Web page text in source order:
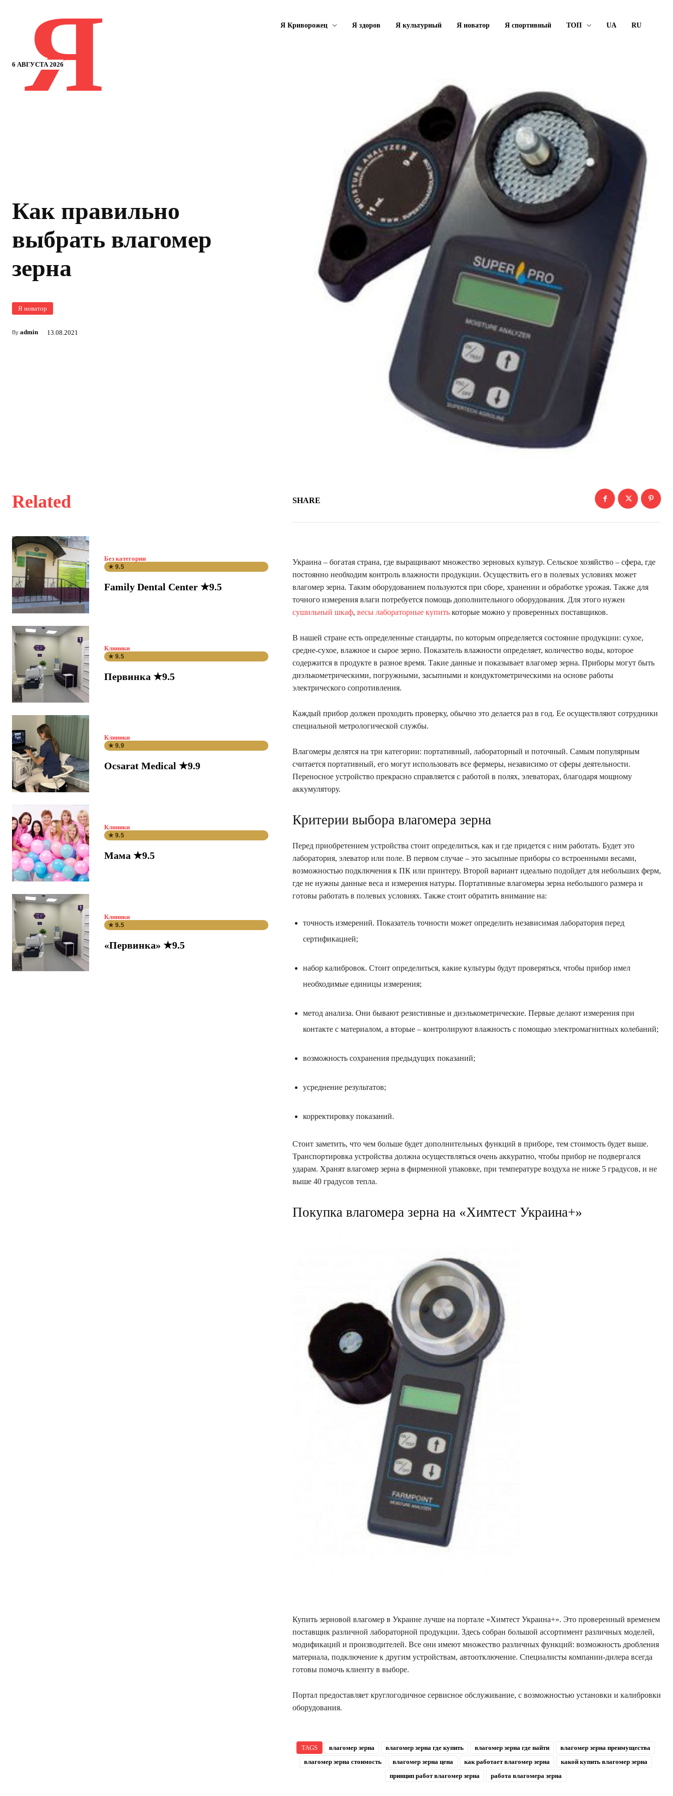
6 АВГУСТА 2026
Я Я Криворожец Я здоров Я культурный Я новатор Я спортивный ТОП UA RU
Как правильно
выбрать влагомер
зерна
Я новатор
By admin 13.08.2021
Related
Без категории
★ 9.5
Family Dental Center ★9.5
Клиники
★ 9.5
Первинка ★9.5
Клиники
★ 9.9
Ocsarat Medical ★9.9
Клиники
★ 9.5
Мама ★9.5
Клиники
★ 9.5
«Первинка» ★9.5
SHARE
Украина – богатая страна, где выращивают множество зерновых культур. Сельское хозяйство – сфера, где
постоянно необходим контроль влажности продукции. Осуществить его в полевых условиях может
влагомер зерна. Таким оборудованием пользуются при сборе, хранении и обработке урожая. Также для
точного измерения влаги потребуется помощь дополнительного оборудования. Для этого нужен
сушильный шкаф, весы лабораторные купить которые можно у проверенных поставщиков.
В нашей стране есть определенные стандарты, по которым определяется состояние продукции: сухое,
средне-сухое, влажное и сырое зерно. Показатель влажности определяет, количество воды, которое
содержится в продукте в разное время. Такие данные и показывает влагомер зерна. Приборы могут быть
диэлькометрическими, погружными, засыпными и кондуктометрическими на основе работы
электрического сопротивления.
Каждый прибор должен проходить проверку, обычно это делается раз в год. Ее осуществляют сотрудники
специальной метрологической службы.
Влагомеры делятся на три категории: портативный, лабораторный и поточный. Самым популярным
считается портативный, его могут использовать все фермеры, независимо от сферы деятельности.
Переносное устройство прекрасно справляется с работой в полях, элеваторах, благодаря мощному
аккумулятору.
Критерии выбора влагомера зерна
Перед приобретением устройства стоит определиться, как и где придется с ним работать. Будет это
лаборатория, элеватор или поле. В первом случае – это засыпные приборы со встроенными весами,
возможностью подключения к ПК или принтеру. Второй вариант идеально подойдет для небольших ферм,
где не нужны данные веса и измерения натуры. Портативные влагомеры зерна небольшого размера и
готовы работать в полевых условиях. Также стоит обратить внимание на:
точность измерений. Показатель точности может определить независимая лаборатория перед
сертификацией;
набор калибровок. Стоит определиться, какие культуры будут проверяться, чтобы прибор имел
необходимые единицы измерения;
метод анализа. Они бывают резистивные и диэлькометрические. Первые делают измерения при
контакте с материалом, а вторые – контролируют влажность с помощью электромагнитных колебаний;
возможность сохранения предыдущих показаний;
усреднение результатов;
корректировку показаний.
Стоит заметить, что чем больше будет дополнительных функций в приборе, тем стоимость будет выше.
Транспортировка устройства должна осуществляться очень аккуратно, чтобы прибор не подвергался
ударам. Хранят влагомер зерна в фирменной упаковке, при температуре воздуха не ниже 5 градусов, и не
выше 40 градусов тепла.
Покупка влагомера зерна на «Химтест Украина+»
Купить зерновой влагомер в Украине лучше на портале «Химтест Украина+». Это проверенный временем
поставщик различной лабораторной продукции. Здесь собран большой ассортимент различных моделей,
модификаций и производителей. Все они имеют множество различных функций: возможность дробления
материала, подключение к другим устройствам, автоотключение. Специалисты компании-дилера всегда
готовы помочь клиенту в выборе.
Портал предоставляет круглогодичное сервисное обслуживание, с возможностью установки и калибровки
оборудования.
TAGS влагомер зерна влагомер зерна где купить влагомер зерна где найти
влагомер зерна преимущества
влагомер зерна стоимость
влагомер зерна цена как работает влагомер зерна
какой купить влагомер зерна
принцип работ влагомер зерна
работа влагомера зерна